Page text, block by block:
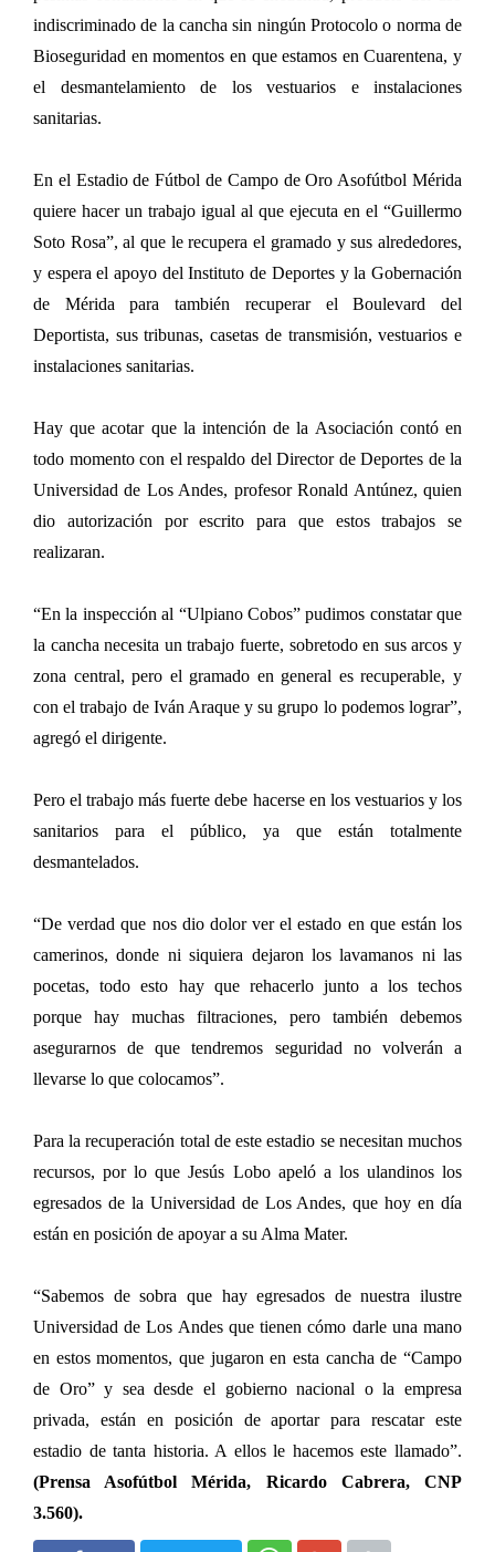
indiscriminado de la cancha sin ningún Protocolo o norma de
Bioseguridad en momentos en que estamos en Cuarentena, y
el desmantelamiento de los vestuarios e instalaciones
sanitarias.
En el Estadio de Fútbol de Campo de Oro Asofútbol Mérida
quiere hacer un trabajo igual al que ejecuta en el “Guillermo
Soto Rosa”, al que le recupera el gramado y sus alrededores,
y espera el apoyo del Instituto de Deportes y la Gobernación
de Mérida para también recuperar el Boulevard del
Deportista, sus tribunas, casetas de transmisión, vestuarios e
instalaciones sanitarias.
Hay que acotar que la intención de la Asociación contó en
todo momento con el respaldo del Director de Deportes de la
Universidad de Los Andes, profesor Ronald Antúnez, quien
dio autorización por escrito para que estos trabajos se
realizaran.
“En la inspección al “Ulpiano Cobos” pudimos constatar que
la cancha necesita un trabajo fuerte, sobretodo en sus arcos y
zona central, pero el gramado en general es recuperable, y
con el trabajo de Iván Araque y su grupo lo podemos lograr”,
agregó el dirigente.
Pero el trabajo más fuerte debe hacerse en los vestuarios y los
sanitarios para el público, ya que están totalmente
desmantelados.
“De verdad que nos dio dolor ver el estado en que están los
camerinos, donde ni siquiera dejaron los lavamanos ni las
pocetas, todo esto hay que rehacerlo junto a los techos
porque hay muchas filtraciones, pero también debemos
asegurarnos de que tendremos seguridad no volverán a
llevarse lo que colocamos”.
Para la recuperación total de este estadio se necesitan muchos
recursos, por lo que Jesús Lobo apeló a los ulandinos los
egresados de la Universidad de Los Andes, que hoy en día
están en posición de apoyar a su Alma Mater.
“Sabemos de sobra que hay egresados de nuestra ilustre
Universidad de Los Andes que tienen cómo darle una mano
en estos momentos, que jugaron en esta cancha de “Campo
de Oro” y sea desde el gobierno nacional o la empresa
privada, están en posición de aportar para rescatar este
estadio de tanta historia. A ellos le hacemos este llamado”.
(Prensa Asofútbol Mérida, Ricardo Cabrera, CNP
3.560).